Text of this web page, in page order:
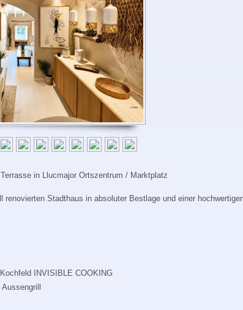
in Llucmajor Ortszentrum / Marktplatz
renovierten Stadthaus in absoluter Bestlage und einer
INVISIBLE COOKING